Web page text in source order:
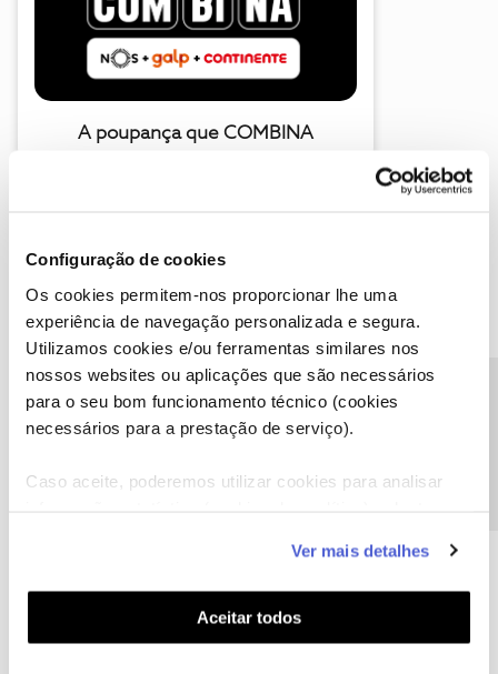
Configuração de cookies
Os cookies permitem-nos proporcionar lhe uma
experiência de navegação personalizada e segura.
Utilizamos cookies e/ou ferramentas similares nos
nossos websites ou aplicações que são necessários
para o seu bom funcionamento técnico (cookies
necessários para a prestação de serviço).
Caso aceite, poderemos utilizar cookies para analisar
funcionalidades (cookies de personalização e
funcionalidade) e adaptar anúncios aos seus interesses
(cookies de publicidade personalizada). Pode gerir a
utilização dos cookies clicando em "Configurar
Ver mais detalhes
Aceitar todos
A poupança que COMBINA
Descubra as novidades de junho
Hall of Fame de junho